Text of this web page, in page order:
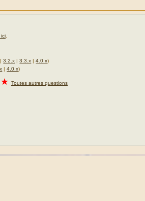
|3.2.x |3.3.x |4.0.x)
|4.0.x)
★ Toutes autres questions